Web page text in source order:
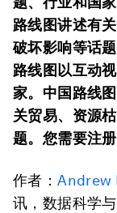
路线图讲述有
破坏影响等话
路线图以互动
家。中国路线
关贸易、资源
题。您需要注册
作者：Andrew
讯，数据科学与